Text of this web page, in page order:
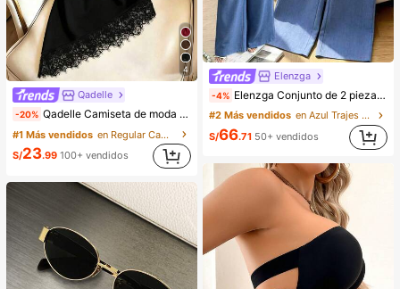
4
Qadelle
-20% Qadelle Camiseta de moda para mujer de color liso con cuello redondo, manga corta y dobladillo de encaje
#1 Más vendidos
en Regular Camisetas De Mujer
S/23.99 100+ vendidos
Elenzga
-4% Elenzga Conjunto de 2 piezas de blusa y pantalones de pierna ancha para mujer, elegante para fiestas de verano, cuello redondo con cuello oblicuo, botones de perlas, sin mangas, cintura ceñida, bajo con abertura y bolsillos falsos, color azul
#2 Más vendidos
en Azul Trajes de dos piezas para mujer
S/66.71 50+ vendidos